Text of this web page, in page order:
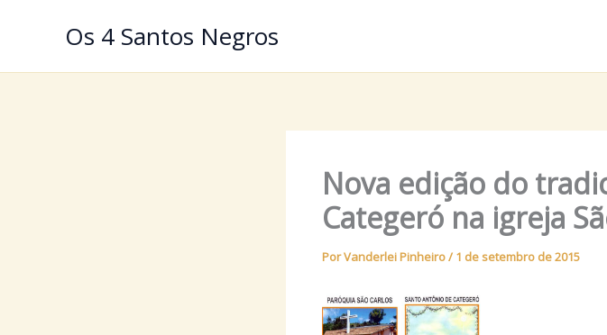
Os 4 Santos Negros
Nova edição do
Categeró na igreja
PorVanderlei Pinheiro/ 1 de setembro de 2015